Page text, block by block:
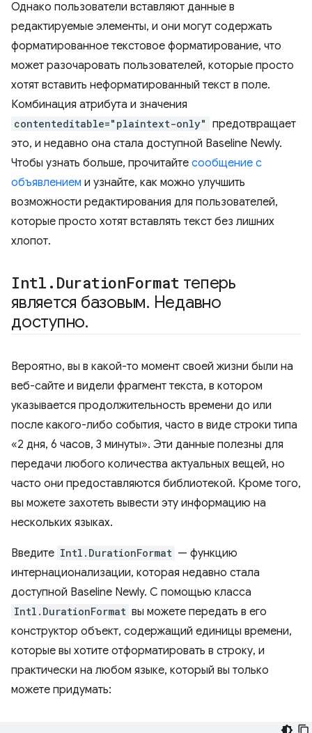
Однако пользователи вставляют данные в
редактируемые элементы, и они могут содержать
форматированное текстовое форматирование, что
может разочаровать пользователей, которые просто
хотят вставить неформатированный текст в поле.
Комбинация атрибута и значения
contenteditable="plaintext-only" предотвращает
это, и недавно она стала доступной Baseline Newly.
Чтобы узнать больше, прочитайте сообщение с
объявлением и узнайте, как можно улучшить
возможности редактирования для пользователей,
которые просто хотят вставлять текст без лишних
хлопот.
Intl . DurationFormat теперь
является базовым. Недавно
доступно.
Вероятно, вы в какой-то момент своей жизни были на
веб-сайте и видели фрагмент текста, в котором
указывается продолжительность времени до или
после какого-либо события, часто в виде строки типа
«2 дня, 6 часов, 3 минуты». Эти данные полезны для
передачи любого количества актуальных вещей, но
часто они предоставляются библиотекой. Кроме того,
вы можете захотеть вывести эту информацию на
нескольких языках.
Введите Intl.DurationFormat — функцию
интернационализации, которая недавно стала
доступной Baseline Newly. С помощью класса
Intl.DurationFormat вы можете передать в его
конструктор объект, содержащий единицы времени,
которые вы хотите отформатировать в строку, и
практически на любом языке, который вы только
можете придумать: